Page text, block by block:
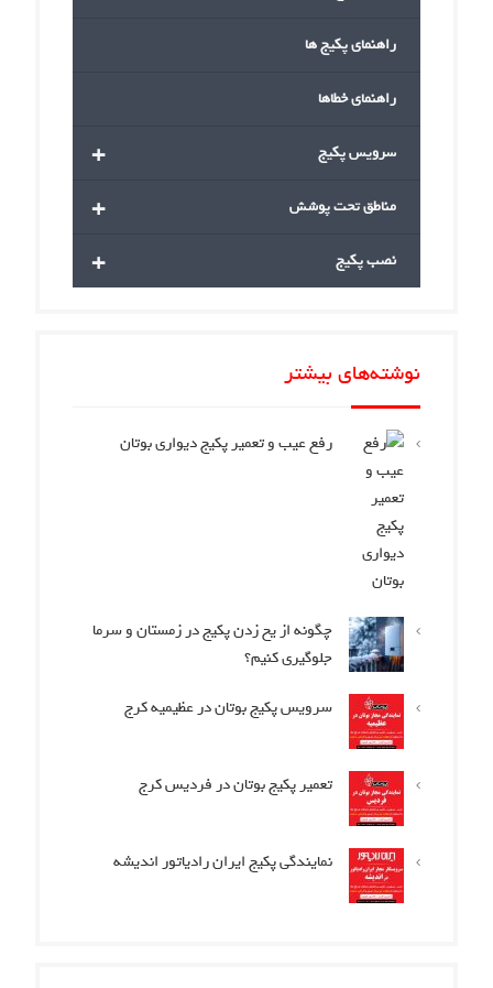
راهنمای پکیج ها
راهنمای خطاها
+ سرویس پکیج
+ مناطق تحت پوشش
+ نصب پکیج
نوشته‌های بیشتر
رفع عیب و تعمیر پکیج دیواری بوتان
چگونه از یخ زدن پکیج در زمستان و سرما
جلوگیری کنیم؟
سرویس پکیج بوتان در عظیمیه کرج
تعمیر پکیج بوتان در فردیس کرج
نمایندگی پکیج ایران رادیاتور اندیشه